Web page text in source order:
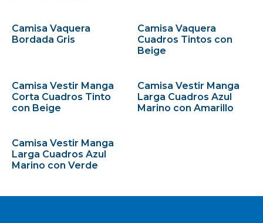
Camisa Vaquera
Bordada Gris
Camisa Vaquera
Cuadros Tintos con
Beige
Camisa Vestir Manga
Corta Cuadros Tinto
con Beige
Camisa Vestir Manga
Larga Cuadros Azul
Marino con Amarillo
Camisa Vestir Manga
Larga Cuadros Azul
Marino con Verde